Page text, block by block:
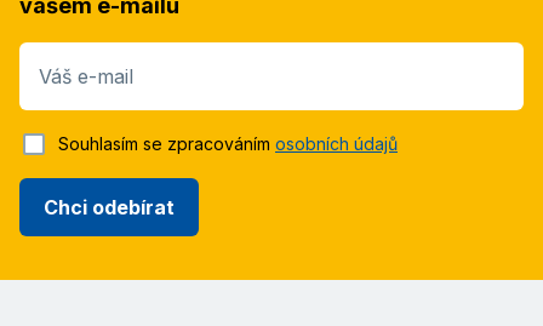
vašem e-mailu
Váš e-mail
Chci odebírat
Souhlasím se zpracováním osobních údajů